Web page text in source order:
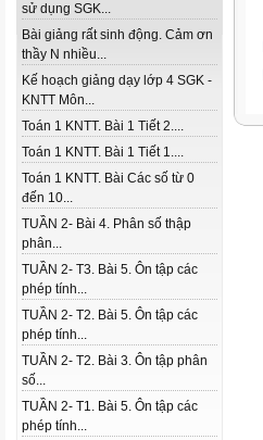
sử dụng SGK...
Bài giảng rất sinh động. Cảm ơn
thầy N nhiều...
Kế hoạch giảng dạy lớp 4 SGK -
KNTT Môn...
Toán 1 KNTT. Bài 1 Tiết 2....
Toán 1 KNTT. Bài 1 Tiết 1....
Toán 1 KNTT. Bài Các số từ 0
đến 10...
TUẦN 2- Bài 4. Phân số thập
phân...
TUẦN 2- T3. Bài 5. Ôn tập các
phép tính...
TUẦN 2- T2. Bài 5. Ôn tập các
phép tính...
TUẦN 2- T2. Bài 3. Ôn tập phân
số...
TUẦN 2- T1. Bài 5. Ôn tập các
phép tính...